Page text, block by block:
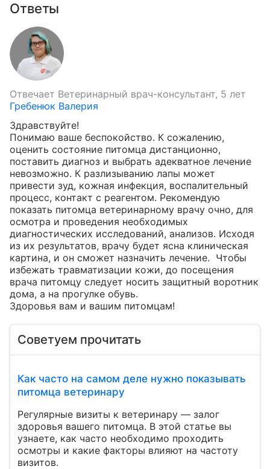
Ответы
Отвечает Ветеринарный врач-консультант, 5 лет
Гребенюк Валерия
Здравствуйте!
Понимаю ваше беспокойство. К сожалению,
оценить состояние питомца дистанционно,
поставить диагноз и выбрать адекватное лечение
невозможно. К разлизыванию лапы может
привести зуд, кожная инфекция, воспалительный
процесс, контакт с реагентом. Рекомендую
показать питомца ветеринарному врачу очно, для
осмотра и проведения необходимых
диагностических исследований, анализов. Исходя
из их результатов, врачу будет ясна клиническая
картина, и он сможет назначить лечение.  Чтобы
избежать травматизации кожи, до посещения
врача питомцу следует носить защитный воротник
дома, а на прогулке обувь.
Здоровья вам и вашим питомцам!
Советуем прочитать
Как часто на самом деле нужно показывать
питомца ветеринару
Регулярные визиты к ветеринару — залог
здоровья вашего питомца. В этой статье вы
узнаете, как часто необходимо проходить
осмотры и какие факторы влияют на частоту
визитов.